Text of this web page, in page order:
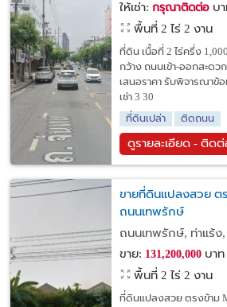
ให้เช่า: กรุณาติดต่อบา
พื้นที่ 2 ไร่ 2 งาน
ที่ดิน เนื้อที่ 2 ไร่ครึ่ง
กว้าง ถนนเข้า-ออกสะดวก
เสนอราคา รับพิจารณาข้อ
เช่า 3 30
ที่ดินเปล่า
ติดถนน
ดูรายละเอียด - ติดต่
ขายที่ดินแปลงสวย ตร
ถนนเทพรักษ์
ถนนเทพรักษ์, ท่าแร้ง
ขาย: 131,200,000บาท
พื้นที่ 2 ไร่ 2 งาน
ที่ดินแปลงสวย ตรงข้าม